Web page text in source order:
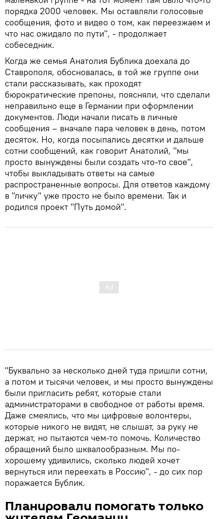
порядка 2000 человек. Мы оставляли голосовые
сообщения, фото и видео о том, как переезжаем и
что нас ожидало по пути", - продолжает
собеседник.
Когда же семья Анатолия Бублика доехала до
Ставрополя, обосновалась, в той же группе они
стали рассказывать, как проходят
бюрократические препоны, поясняли, что сделали
неправильно еще в Германии при оформлении
документов. Люди начали писать в личные
сообщения – вначале пара человек в день, потом
десяток. Но, когда посыпались десятки и дальше
сотни сообщений, как говорит Анатолий, "мы
просто вынуждены были создать что-то свое",
чтобы выкладывать ответы на самые
распространенные вопросы. Для ответов каждому
в "личку" уже просто не было времени. Так и
родился проект "Путь домой".
"Буквально за несколько дней туда пришли сотни,
а потом и тысячи человек, и мы просто вынуждены
были пригласить ребят, которые стали
администраторами в свободное от работы время.
Даже смеялись, что мы цифровые волонтеры,
которые никого не видят, не слышат, за руку не
держат, но пытаются чем-то помочь. Количество
обращений было шквалообразным. Мы по-
хорошему удивились, сколько людей хочет
вернуться или переехать в Россию", - до сих пор
поражается Бублик.
Планировали помогать только